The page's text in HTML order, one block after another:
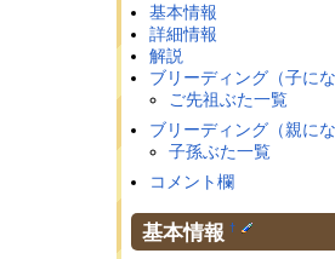
基本情報
詳細情報
解説
ブリーディング（子にな
ご先祖ぶた一覧
ブリーディング（親にな
子孫ぶた一覧
コメント欄
基本情報 †